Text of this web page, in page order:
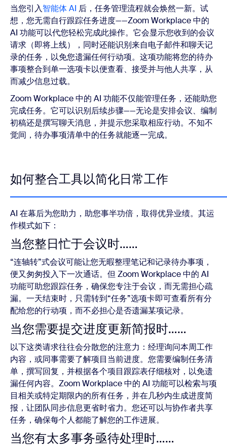
当您引入智能体 AI 后，任务管理流程就会焕然一新。试
想，您无需自行跟踪任务进度——Zoom Workplace 中的
AI 功能可以代您轻松完成此操作。它会显示您收到的会议
请求（即将上线），同时还能识别来自电子邮件和聊天记
录的任务，以免您遗漏任何行动项。这项功能将您的待办
事项整合到单一选项卡以便查看、接受并与他人共享，从
而减少信息过载。
Zoom Workplace 中的 AI 功能不仅能管理任务，还能助您
完成任务。它可以识别后续步骤——无论是安排会议、编制
初稿还是撰写聊天消息，并提示您采取相应行动。不知不
觉间，待办事项清单中的任务就能逐一完成。
如何整合工具以简化日常工作
AI 在幕后为您助力，助您事半功倍，取得优异业绩。其运
作模式如下：
当您整日忙于会议时……
“连轴转”式会议可能让您无暇整理笔记和记录待办事项，
便又匆匆投入下一次通话。但 Zoom Workplace 中的 AI
功能可助您跟踪任务，确保您专注于会议，而无需担心疏
漏。一天结束时，只需转到“任务”选项卡即可查看所有分
配给您的行动项，而不必担心是否遗漏某项记录。
当您需要提交进度更新简报时……
以下这类请求往往会分散您的注意力：经理询问本周工作
内容，或同事需要了解项目当前进度。您需要编制任务清
单，撰写回复，并根据各个项目跟踪表仔细核对，以免遗
漏任何内容。Zoom Workplace 中的 AI 功能可以检索与项
目相关或特定期限内的所有任务，并在几秒内生成进度简
报，让团队同步信息更省时省力。您还可以与协作者共享
任务，确保每个人都能了解您的工作进展。
当您有太多事务亟待处理时……